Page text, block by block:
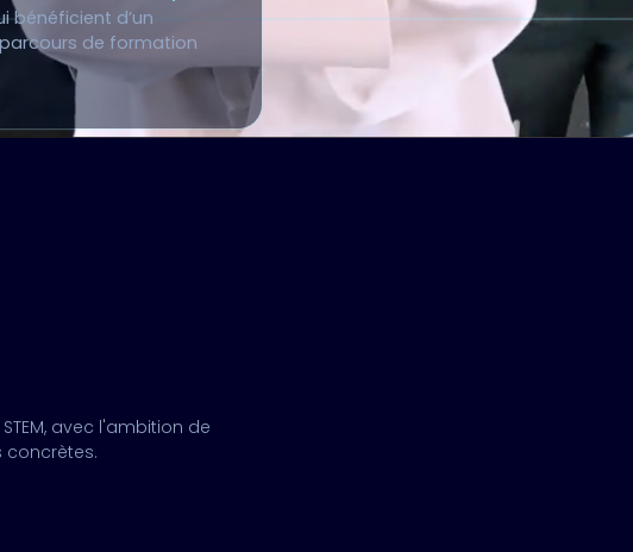
bénéficient d’un
parcours de formation
avec l'ambition de
concrètes.